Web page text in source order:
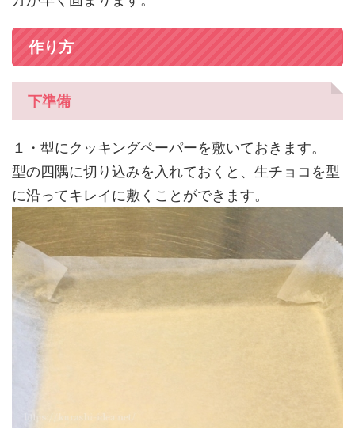
作り方
下準備
１・型にクッキングペーパーを敷いておきます。
型の四隅に切り込みを入れておくと、生チョコを型
に沿ってキレイに敷くことができます。